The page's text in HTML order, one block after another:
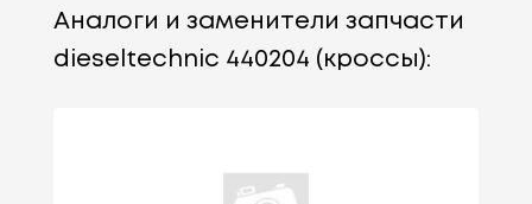
Аналоги и заменители запчасти
dieseltechnic 440204 (кроссы):